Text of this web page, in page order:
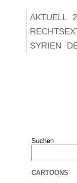
AKTUELL
SYRIEN
Suchen
CARTOONS